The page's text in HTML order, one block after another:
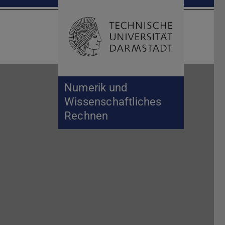
Numerik und
Wissenschaftliches
Rechnen
Suche öffnen